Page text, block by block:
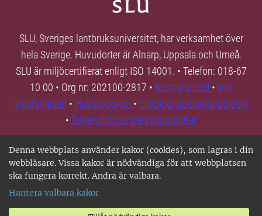
Denna webbplats använder kakor (cookies), som lagras i din
webbläsare. Vissa kakor är nödvändiga för att webbplatsen
ska fungera korrekt. Andra är valbara.
Hantera valbara kakor
SLU, Sveriges lantbruksuniversitet, har verksamhet över
hela Sverige. Huvudorter är Alnarp, Uppsala och Umeå.
SLU är miljöcertifierat enligt ISO 14001. • Telefon: 018-67
10 00 • Org nr: 202100-2817 • Kontakta SLU • Om
webbplatsen • Hantera kakor • Tillgänglighetsredogörelse
• Behandling av personuppgifter